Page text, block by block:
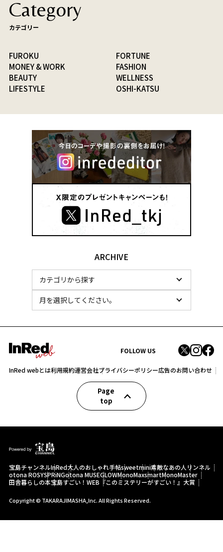
Category
カテゴリー
FUROKU
FORTUNE
MONEY & WORK
FASHION
BEAUTY
WELLNESS
LIFESTYLE
OSHI-KATSU
ARCHIVE
FOLLOW US
InRed webとは利用規約運営会社プライバシーポリシー広告のお問い合わせ
Page
top
宝島チャンネルInRed大人のおしゃれ手帖sweetmini素敵なあの人 リンネル
otona ROSYSPRiNGotona MUSEGLOWMonoMaxsmartMonoMaster
田舎暮らしの本宝島すごい！WEB 『このミステリーがすごい！』大賞
Copyright © TAKARAJIMASHA,Inc. All Rights Reserved.